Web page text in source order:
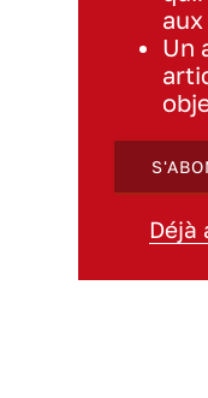
Un
Déjà